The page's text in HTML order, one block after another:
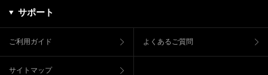
サポート
ご利用ガイド よくあるご質問
サイトマップ